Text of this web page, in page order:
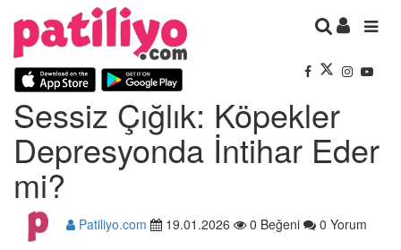
Sessiz Çığlık: Köpekler
Depresyonda İntihar Eder
mi?
Patiliyo.com 19.01.2026 0 Beğeni 0 Yorum